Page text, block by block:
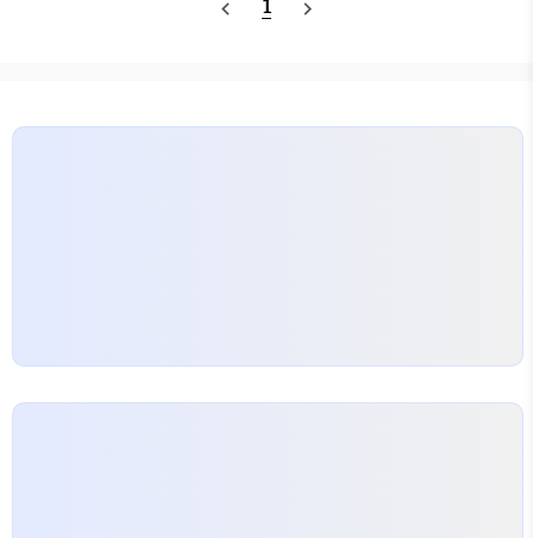
력”이라는 긴장감을 형성한다. 작품은 바로 이 이중성
제 역사에서 한 발 물러선 가공 왕조 대녕 말기를 무대
navigate_before 1 navigate_next